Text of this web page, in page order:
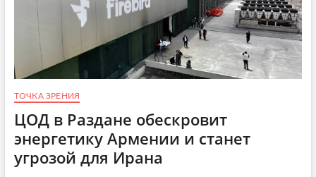
ТОЧКА ЗРЕНИЯ
ЦОД в Раздане обескровит
энергетику Армении и станет
угрозой для Ирана